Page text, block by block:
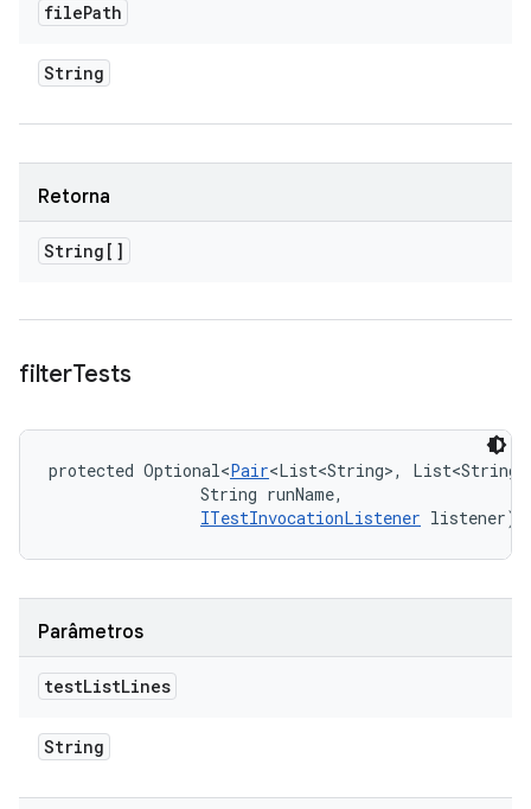
filePath
String
Retorna
String[]
filterTests
protected Optional<Pair<List<String>,
                String runName,
ITestInvocationListener listener)
Parâmetros
testListLines
String